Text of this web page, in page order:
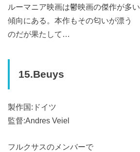
ルーマニア映画は鬱映画の傑作が多い
傾向にある。本作もその匂いが漂う
のだが果たして…
15.Beuys
製作国:ドイツ
監督:Andres Veiel
フルクサスのメンバーで